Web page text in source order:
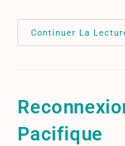
Continuer La
Pacifique